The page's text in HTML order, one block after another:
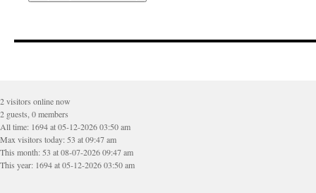
2 visitors online now
2 guests, 0 members
All time: 1694 at 05-12-2026 03:50 am
Max visitors today: 53 at 09:47 am
This month: 53 at 08-07-2026 09:47 am
This year: 1694 at 05-12-2026 03:50 am